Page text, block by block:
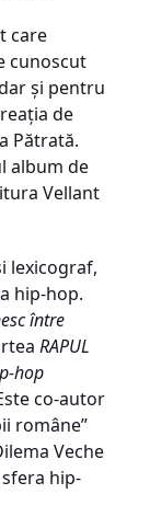
care
cunoscut
și pentru
de
Pătrată.
album de
Vellant
lexicograf,
hip-hop.
între
RAPUL
hop
co-autor
române”
Veche
hip-